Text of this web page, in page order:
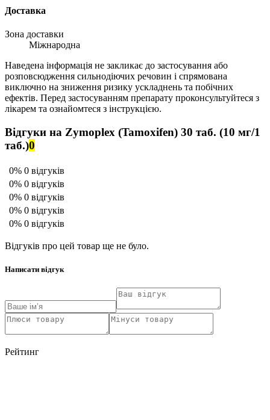
Доставка
Зона доставки
Міжнародна
Наведена інформація не закликає до застосування або
розповсюдження сильнодіючих речовин і спрямована
виключно на зниження ризику ускладнень та побічних
ефектів. Перед застосуванням препарату проконсультуйтеся з
лікарем та ознайомтеся з інструкцією.
Відгуки на Zymoplex (Tamoxifen) 30 таб. (10 мг/1
таб.)0
0% 0 відгуків
0% 0 відгуків
0% 0 відгуків
0% 0 відгуків
0% 0 відгуків
Відгуків про цей товар ще не було.
Написати відгук
Рейтинг